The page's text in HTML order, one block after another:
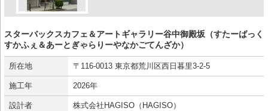
スターバックスカフェ＆アートギャラリー谷中御殿坂（すたーばっく
すかふぇ＆あーとぎゃらりーやなかごてんざか）
所在地 〒116-0013 東京都荒川区西日暮里3-2-5
施工年 2026年
設計者 株式会社HAGISO（HAGISO）